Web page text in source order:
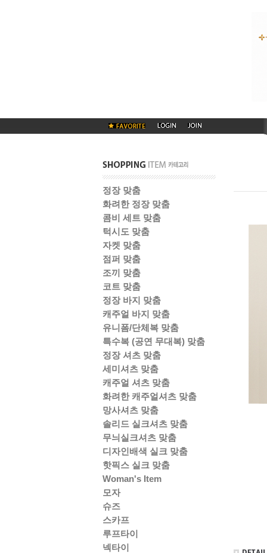
정장 맞춤
화려한 정장 맞춤
콤비 세트 맞춤
턱시도 맞춤
자켓 맞춤
점퍼 맞춤
조끼 맞춤
코트 맞춤
정장 바지 맞춤
캐주얼 바지 맞춤
유니폼/단체복 맞춤
특수복 (공연 무대복) 맞춤
정장 셔츠 맞춤
세미셔츠 맞춤
캐주얼 셔츠 맞춤
화려한 캐주얼셔츠 맞춤
망사셔츠 맞춤
솔리드 실크셔츠 맞춤
무늬실크셔츠 맞춤
디자인배색 실크 맞춤
핫픽스 실크 맞춤
Woman's Item
모자
슈즈
스카프
루프타이
넥타이